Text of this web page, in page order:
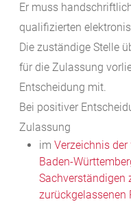
Er muss
qualifizierten
Die zuständige Stelle
für die Zulassung
Entscheidung mit.
Bei positiver
Zulassung
im Verzeichnis der
Baden-
Sachverständigen
zurückgelassenen